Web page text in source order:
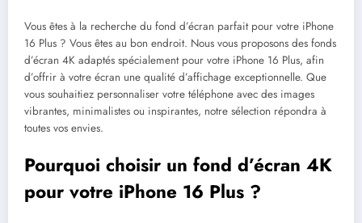
Vous êtes à la recherche du fond d’écran parfait pour votre iPhone
16 Plus ? Vous êtes au bon endroit. Nous vous proposons des fonds
d’écran 4K adaptés spécialement pour votre iPhone 16 Plus, afin
d’offrir à votre écran une qualité d’affichage exceptionnelle. Que
vous souhaitiez personnaliser votre téléphone avec des images
vibrantes, minimalistes ou inspirantes, notre sélection répondra à
toutes vos envies.
Pourquoi choisir un fond d’écran 4K
pour votre iPhone 16 Plus ?